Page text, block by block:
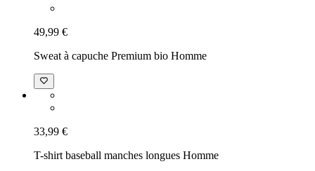
49,99 €
Sweat à capuche Premium bio Homme
33,99 €
T-shirt baseball manches longues Homme